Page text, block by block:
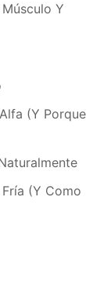
Y
(Y Porque
(Y Como